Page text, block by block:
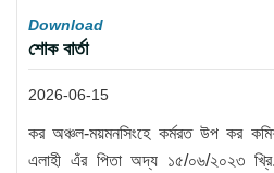
Download
শোক বার্তা
2026-06-15
কর অঞ্চল-ময়মনসিংহে কর্মরত উপ কর
এলাহী এঁর পিতা অদ্য ১৫/০৬/২০২৩